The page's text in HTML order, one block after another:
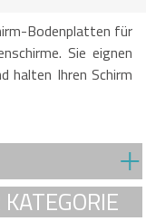
Bodenplatten für
Sie eignen
halten Ihren Schirm